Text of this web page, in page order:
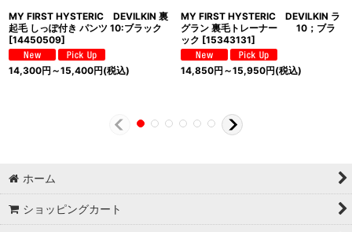
MY FIRST HYSTERIC DEVILKIN 裏
起毛 しっぽ付き パンツ 10:ブラック
[14450509]
14,300円 ～15,400円(税込)
MY FIRST HYSTERIC DEVILKIN ラ
グラン 裏毛トレーナー 10；ブラ
ック [15343131]
14,850円 ～15,950円(税込)
ホーム
ショッピングカート